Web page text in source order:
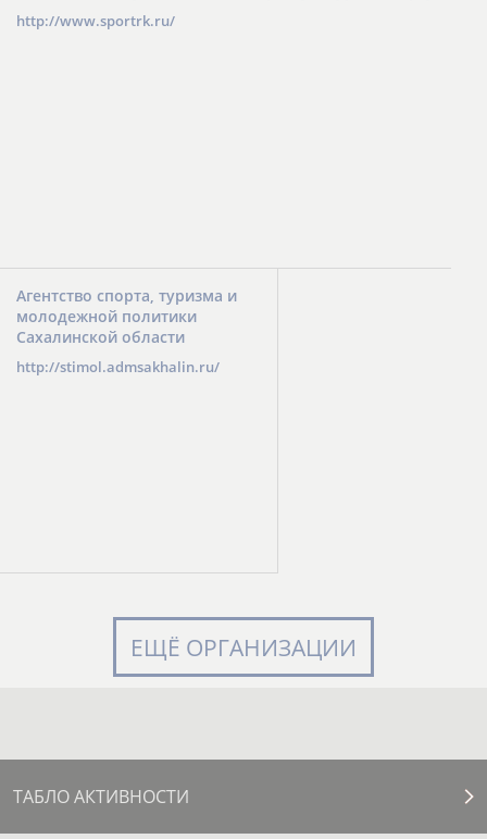
http://www.sportrk.ru/
Агентство спорта, туризма и
молодежной политики
Сахалинской области
http://stimol.admsakhalin.ru/
ЕЩЁ ОРГАНИЗАЦИИ
ТАБЛО АКТИВНОСТИ